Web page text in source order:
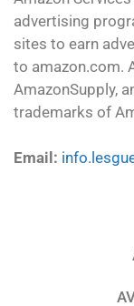
advertising
sites to earn
to amazon.com.
AmazonSupply,
trademarks of
Email: